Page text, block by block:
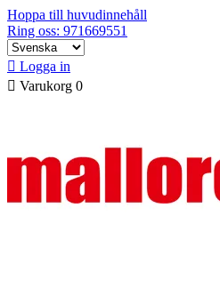
Hoppa till huvudinnehåll
Ring oss: 971669551
 Logga in
 Varukorg 0